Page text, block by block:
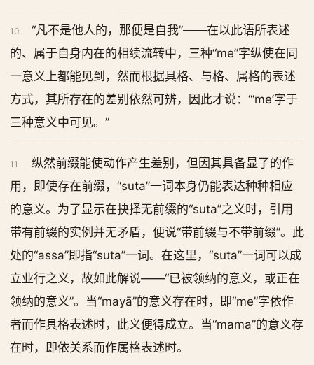
10
“凡不是他人的，那便是自我”——在以此语所表述
的、属于自身内在的相续流转中，三种“me”字纵使在同
一意义上都能见到，然而根据具格、与格、属格的表述
方式，其所存在的差别依然可辨，因此才说：“‘me’字于
三种意义中可见。”
11
纵然前缀能使动作产生差别，但因其具备显了的作
用，即使存在前缀，“suta”一词本身仍能表达种种相应
的意义。为了显示在抉择无前缀的“suta”之义时，引用
带有前缀的实例并无矛盾，便说“带前缀与不带前缀”。此
处的“assa”即指“suta”一词。在这里，“suta”一词可以成
立业行之义，故如此解说——“已被领纳的意义，或正在
领纳的意义”。当“mayā”的意义存在时，即“me”字依作
者而作具格表述时，此义便得成立。当“mama”的意义存
在时，即依关系而作属格表述时。